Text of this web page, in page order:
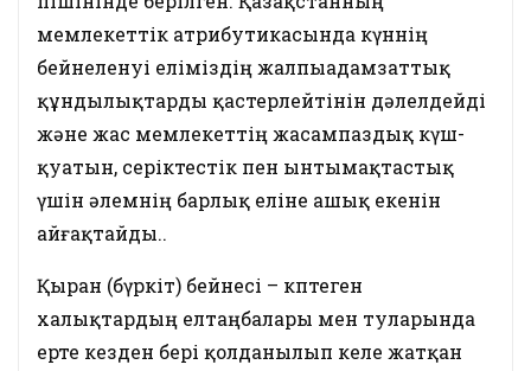
мемлекеттік атрибутикасында күннің
бейнеленуі еліміздің жалпыадамзаттық
құндылықтарды қастерлейтінін дәлелдейді
және жас мемлекеттің жасампаздық күш-
қуатын, серіктестік пен ынтымақтастық
үшін әлемнің барлық еліне ашық екенін
айғақтайды..
Қыран (бүркіт) бейнесі – көптеген
халықтардың елтаңбалары мен туларында
ерте кезден бері қолданылып келе жатқан